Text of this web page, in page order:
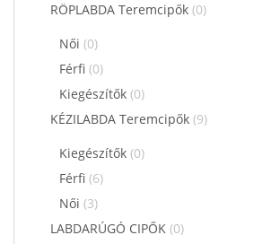
RÖPLABDA Teremcipők (0)
Női (0)
Férfi (0)
Kiegészítők (0)
KÉZILABDA Teremcipők (9)
Kiegészítők (0)
Férfi (6)
Női (3)
LABDARÚGÓ CIPŐK (0)